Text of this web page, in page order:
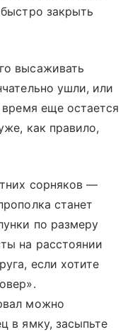
закрыть
высаживать
ушли, или
еще остается
как правило,
сорняков —
станет
по размеру
на расстоянии
если хотите
можно
в ямку, засыпьте